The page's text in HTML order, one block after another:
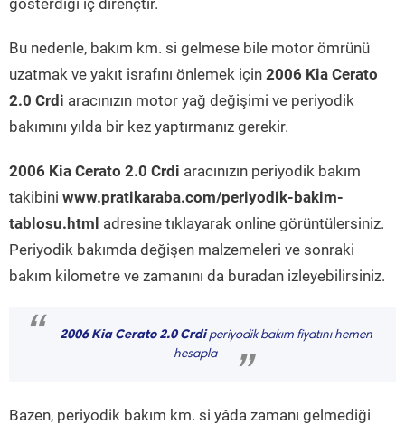
gösterdiği iç dirençtir.
Bu nedenle, bakım km. si gelmese bile motor ömrünü
uzatmak ve yakıt israfını önlemek için 2006 Kia Cerato
2.0 Crdi aracınızın motor yağ değişimi ve periyodik
bakımını yılda bir kez yaptırmanız gerekir.
2006 Kia Cerato 2.0 Crdi aracınızın periyodik bakım
takibini www.pratikaraba.com/periyodik-bakim-
tablosu.html adresine tıklayarak online görüntülersiniz.
Periyodik bakımda değişen malzemeleri ve sonraki
bakım kilometre ve zamanını da buradan izleyebilirsiniz.
“ 2006 Kia Cerato 2.0 Crdiperiyodik bakım fiyatını hemen
hesapla
”
Bazen, periyodik bakım km. si yâda zamanı gelmediği